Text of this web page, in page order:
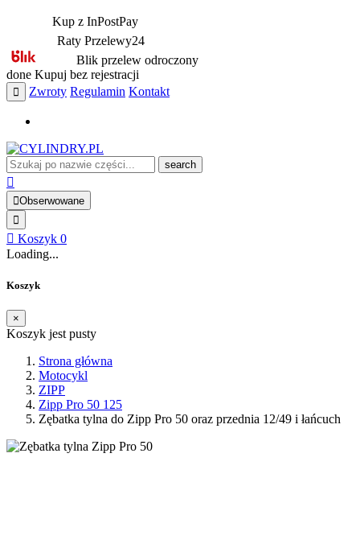
Kup z InPostPay
Raty Przelewy24
Blik przelew odroczony
done Kupuj bez rejestracji
Zwroty Regulamin Kontakt
search
Obserwowane
Koszyk 0
Loading...
Koszyk
×
Koszyk jest pusty
Strona główna
Motocykl
ZIPP
Zipp Pro 50 125
Zębatka tylna do Zipp Pro 50 oraz przednia 12/49 i łańcuch